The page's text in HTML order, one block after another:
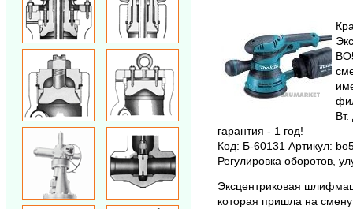
гарантия - 1 год!
Код: Б-60131 Артикул:
Регулировка оборотов,
Эксцентриковая
которая пришла на